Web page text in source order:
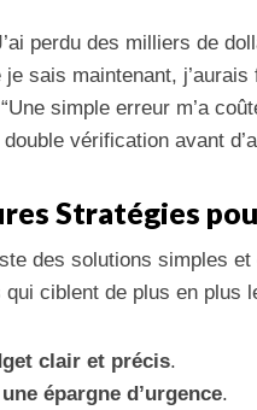
perdu des milliers de
je sais maintenant,
simple erreur m’a
vérification avant
Stratégies
des solutions simples
ciblent de plus en plus
clair et précis.
épargne d’urgence.